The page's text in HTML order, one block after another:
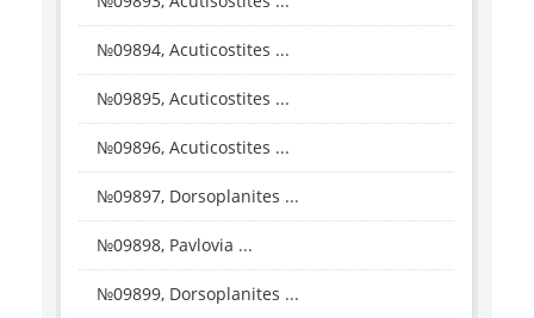
№09894, Acuticostites ...
№09895, Acuticostites ...
№09896, Acuticostites ...
№09897, Dorsoplanites ...
№09898, Pavlovia ...
№09899, Dorsoplanites ...